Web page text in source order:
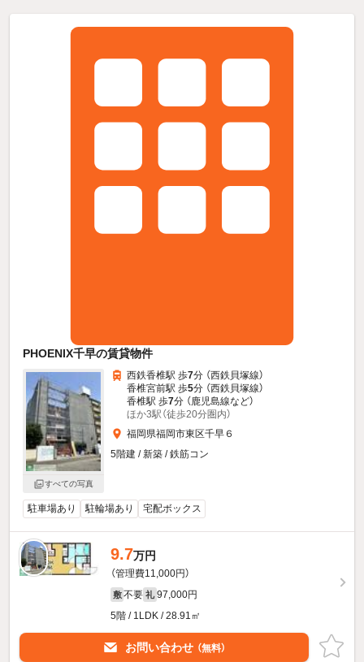
PHOENIX千早の賃貸物件
すべての写真
西鉄香椎駅 歩7分 （西鉄貝塚線）
香椎宮前駅 歩5分 （西鉄貝塚線）
香椎駅 歩7分 （鹿児島線など）
ほか3駅（徒歩20分圏内）
福岡県福岡市東区千早６
5階建 / 新築 / 鉄筋コン
駐車場あり 駐輪場あり 宅配ボックス
9.7万円
（管理費11,000円）
敷 不要 礼 97,000円
5階 / 1LDK / 28.91㎡
お問い合わせ （無料）